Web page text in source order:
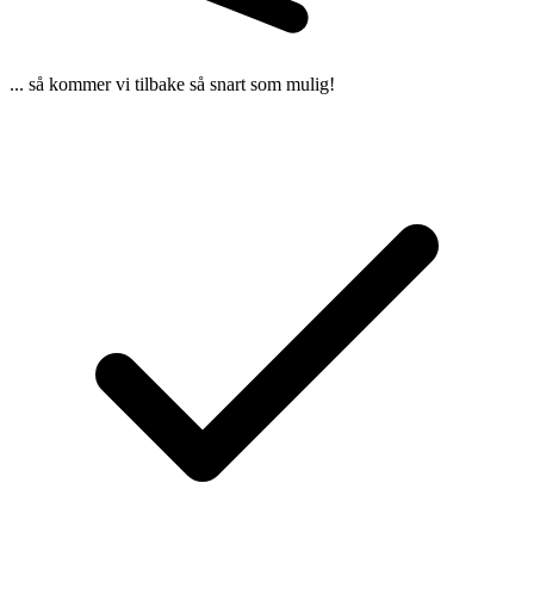
... så kommer vi tilbake så snart som mulig!